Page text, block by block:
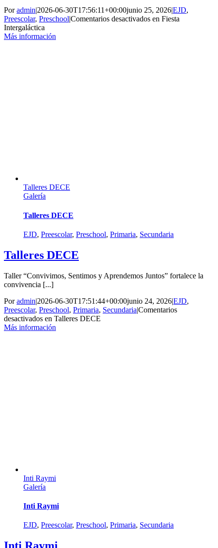
Poradmin2026-06-30T17:56:11+00:00junio 25, 2026EJD,
Preescolar, PreschoolComentarios desactivados en Fiesta
Intergaláctica
Más información
Talleres DECE
Galería
Talleres DECE
EJD, Preescolar, Preschool, Primaria, Secundaria
Talleres DECE
Taller “Convivimos, Sentimos y Aprendemos Juntos” fortalece la
convivencia [...]
Poradmin|2026-06-30T17:51:44+00:00junio 24, 2026|EJD,
Preescolar, Preschool, Primaria, Secundaria|Comentarios
desactivados en Talleres DECE
Más información
Inti Raymi
Galería
Inti Raymi
EJD, Preescolar, Preschool, Primaria, Secundaria